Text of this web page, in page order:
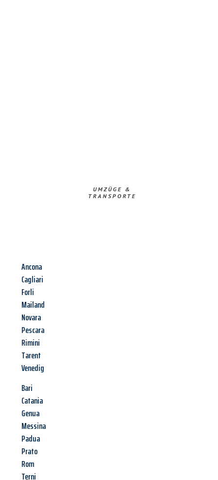
UMZÜGE &
TRANSPORTE
Ancona
Cagliari
Forli
Mailand
Novara
Pescara
Rimini
Tarent
Venedig
Bari
Catania
Genua
Messina
Padua
Prato
Rom
Terni